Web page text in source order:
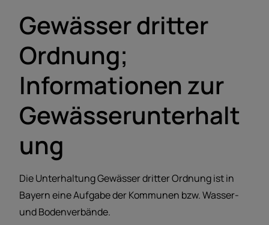
Gewässer dritter
Ordnung;
Informationen zur
Gewässerunterhalt
ung
Die Unterhaltung Gewässer dritter Ordnung ist in
Bayern eine Aufgabe der Kommunen bzw. Wasser-
und Bodenverbände.